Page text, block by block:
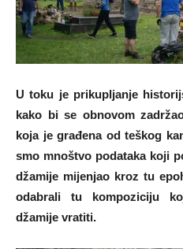
U toku je prikupljanje
kako bi se obnovom
koja je građena od teškog
smo mnoštvo podataka koji
džamije mijenjao kroz tu
odabrali tu kompoziciju
džamije vratiti.